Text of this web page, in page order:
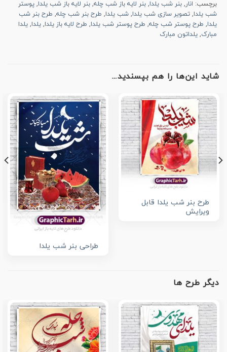
برچسب: انار, بنر شب یلدا, بنر لایه باز شب چله, بنر لایه باز شب یلدا, پوستر
شب یلدا, تصویر سازی شب یلدا, شب یلدا, طرح بنر شب چله, طرح بنر شب
یلدا, طرح پوستر شب چله, طرح پوستر شب یلدا, طرح لایه باز یلدا, یلدا, یلدا
مبارک, یلداتون مبارک
شاید این‌ها را هم بپسندید…
طرح بنر شب یلدا قابل
ویرایش
طراحی بنر شب یلدا
دیگر طرح ها